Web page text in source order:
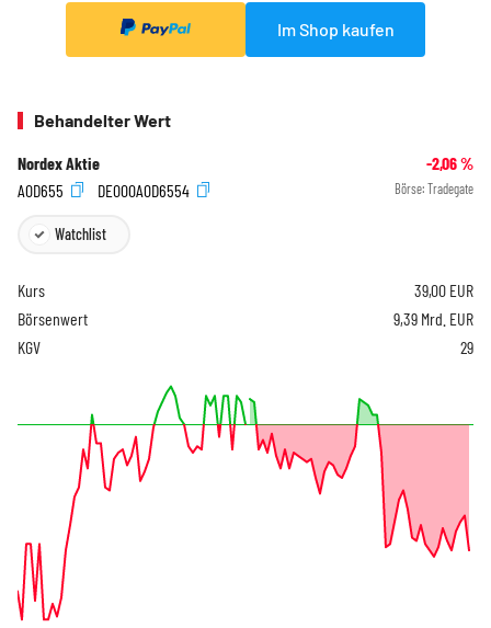
Im Shop kaufen
Behandelter Wert
Nordex Aktie -2,06%
A0D655
DE000A0D6554 Börse: Tradegate
Watchlist
Kurs 39,00 EUR
Börsenwert
9,39 Mrd. EUR
KGV
29